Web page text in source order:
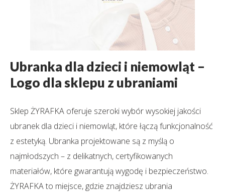
Ubranka dla dzieci i niemowląt –
Logo dla sklepu z ubraniami
Sklep ŻYRAFKA oferuje szeroki wybór wysokiej jakości
ubranek dla dzieci i niemowląt, które łączą funkcjonalność
z estetyką. Ubranka projektowane są z myślą o
najmłodszych – z delikatnych, certyfikowanych
materiałów, które gwarantują wygodę i bezpieczeństwo.
ŻYRAFKA to miejsce, gdzie znajdziesz ubrania